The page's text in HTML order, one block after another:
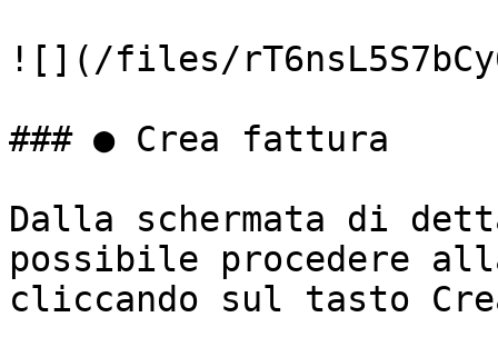
![](/files/
### ● Crea fattura
Dalla schermata di
possibile procedere
cliccando sul tasto